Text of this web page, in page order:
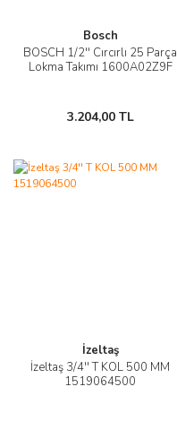
Bosch
BOSCH 1/2'' Cırcırlı 25 Parça
Lokma Takımı 1600A02Z9F
3.204,00 TL
İzeltaş
İzeltaş 3/4'' T KOL 500 MM
1519064500